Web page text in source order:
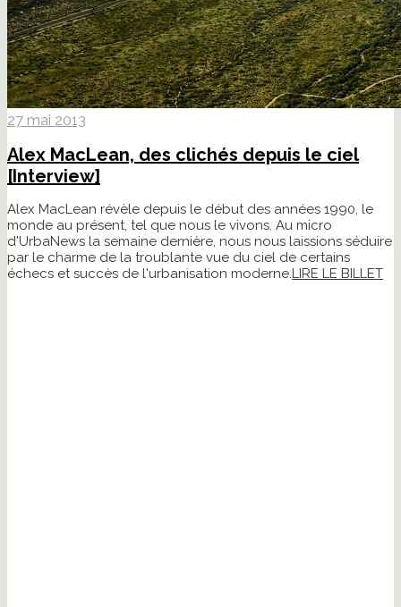
27 mai 2013
Alex MacLean, des clichés depuis le ciel
[Interview]
Alex MacLean révèle depuis le début des années 1990, le
monde au présent, tel que nous le vivons. Au micro
d'UrbaNews la semaine dernière, nous nous laissions séduire
par le charme de la troublante vue du ciel de certains
échecs et succès de l'urbanisation moderne.LIRE LE BILLET